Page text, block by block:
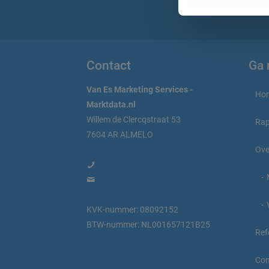
Contact
Van Es Marketing Services -
Marktdata.nl
Willem de Clercqstraat 53
7604 AR ALMELO
KVK-nummer: 08092152
BTW-nummer: NL001657121B25
Ga